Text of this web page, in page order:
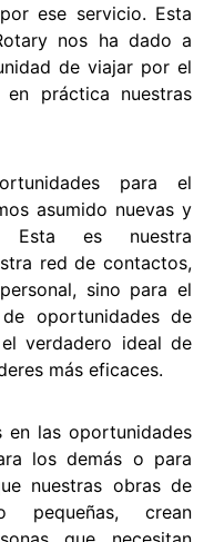
ese servicio. Esta
nos ha dado a
de viajar por el
práctica nuestras
para el
asumido nuevas y
Esta es nuestra
red de contactos,
sino para el
oportunidades de
verdadero ideal de
más eficaces.
en las oportunidades
los demás o para
nuestras obras de
pequeñas, crean